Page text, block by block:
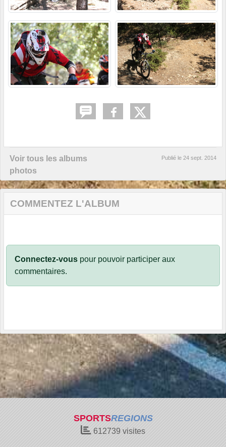
Voir tous les albums
photos
Publié le 24 sept. 2014
COMMENTEZ L'ALBUM
Connectez-vous pour pouvoir participer aux
commentaires.
SPORTSREGIONS
612739 visites